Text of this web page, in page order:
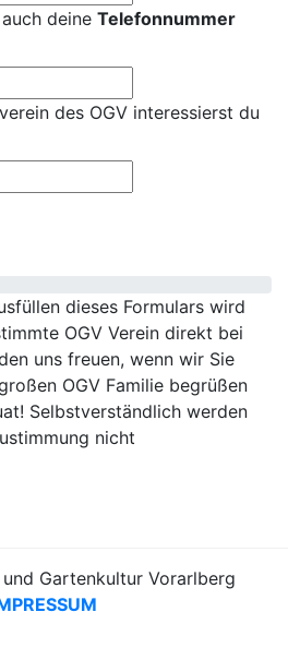
deine Telefonnummer
des OGV interessierst du
dieses Formulars wird
OGV Verein direkt bei
uns freuen, wenn wir Sie
OGV Familie begrüßen
Selbstverständlich werden
nicht
Gartenkultur Vorarlberg